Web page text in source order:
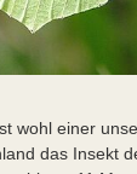
wohl einer
das Insekt